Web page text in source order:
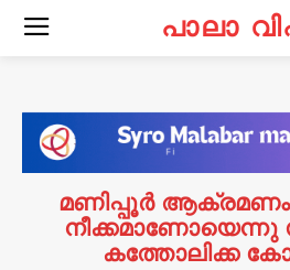
പാലാ
മണിപ്പൂര്‍
നീക്കമാണോയെന്നു
കത്തോലിക്ക